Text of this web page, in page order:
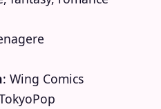
: Wing Comics